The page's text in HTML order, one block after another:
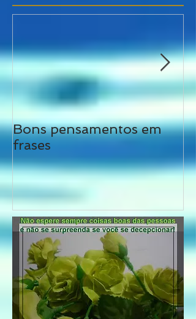
Destaques
Bons pensamentos em
frases